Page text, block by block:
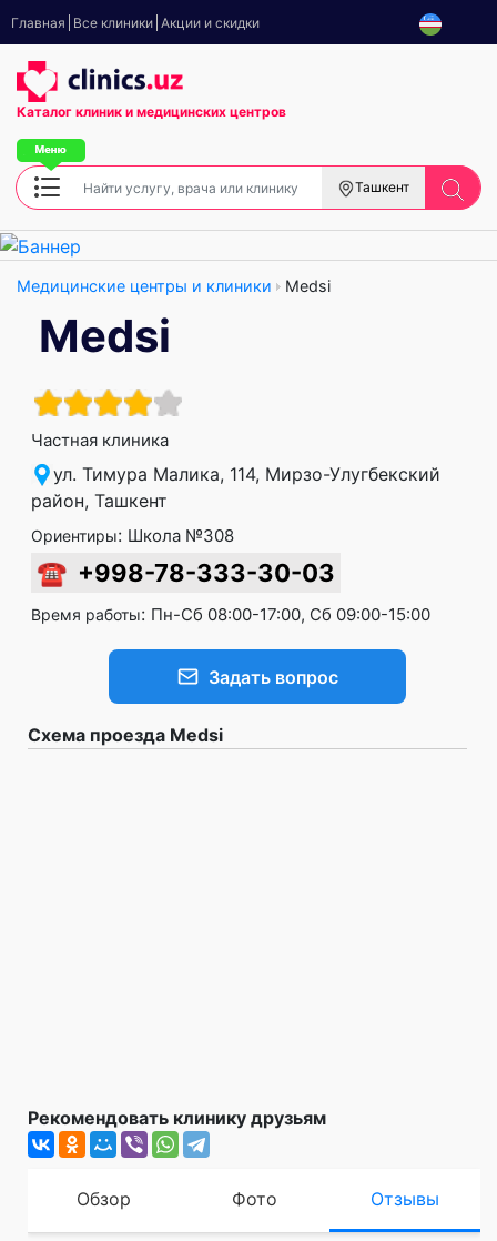
Главная Все клиники Акции и скидки
Каталог клиник и медицинских центров
Ташкент
Медицинские центры и клиники Medsi
Medsi
Частная клиника
ул. Тимура Малика, 114, Мирзо-Улугбекский
район, Ташкент
Ориентиры: Школа №308
☎ +998-78-333-30-03
Время работы: Пн-Сб 08:00-17:00, Сб 09:00-15:00
Задать вопрос
Схема проезда Medsi
Рекомендовать клинику друзьям
Обзор Фото Отзывы